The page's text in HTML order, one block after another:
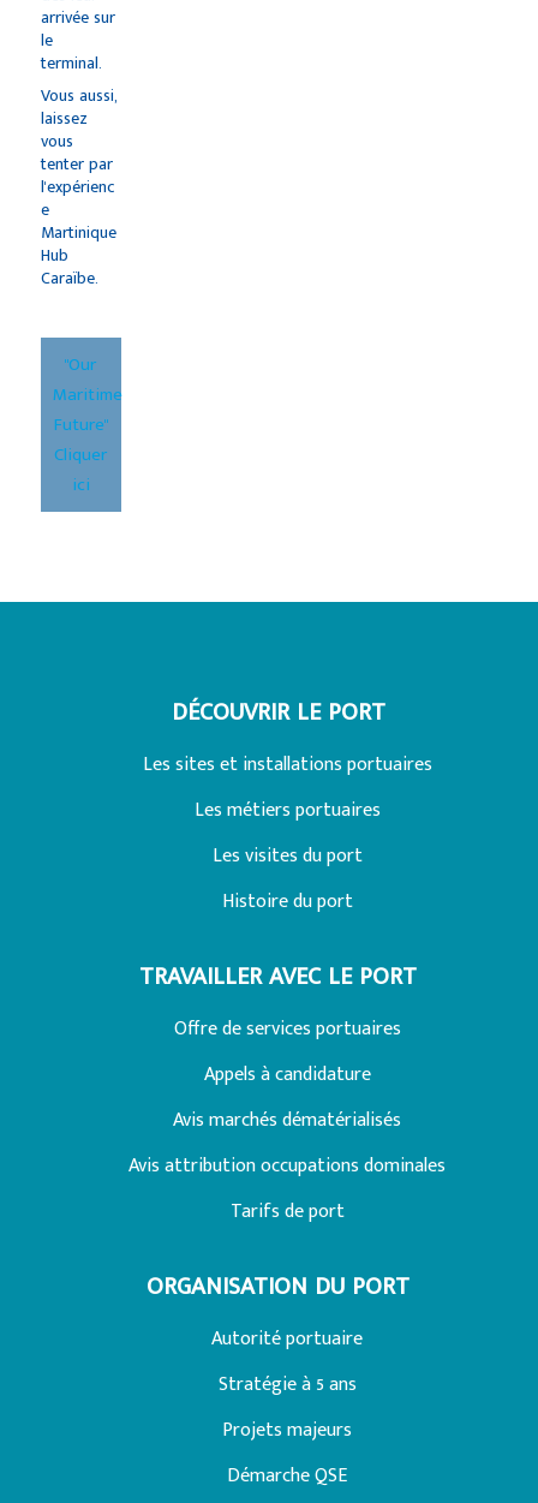
arrivée sur
le
terminal.
Vous aussi,
laissez
vous
tenter par
l'expérienc
e
Martinique
Hub
Caraïbe.
"Our
Maritime
Future"
Cliquer
ici
DÉCOUVRIR LE PORT
Les sites et installations portuaires
Les métiers portuaires
Les visites du port
Histoire du port
TRAVAILLER AVEC LE PORT
Offre de services portuaires
Appels à candidature
Avis marchés dématérialisés
Avis attribution occupations dominales
Tarifs de port
ORGANISATION DU PORT
Autorité portuaire
Stratégie à 5 ans
Projets majeurs
Démarche QSE